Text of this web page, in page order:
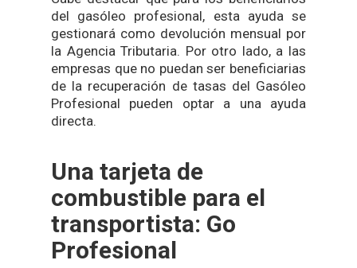
del gasóleo profesional, esta ayuda se
gestionará como devolución mensual por
la Agencia Tributaria. Por otro lado, a las
empresas que no puedan ser beneficiarias
de la recuperación de tasas del Gasóleo
Profesional pueden optar a una ayuda
directa.
Una tarjeta de
combustible para el
transportista: Go
Profesional